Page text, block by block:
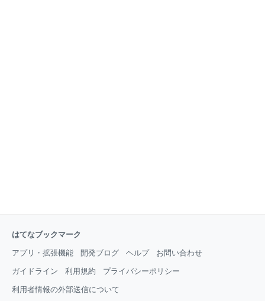
はてなブックマーク
アプリ・拡張機能 開発ブログ ヘルプ お問い合わせ
ガイドライン 利用規約 プライバシーポリシー
利用者情報の外部送信について